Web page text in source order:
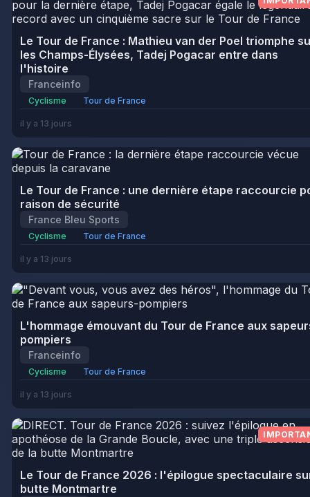
Le Tour de France : Mathieu van der Poel triomphe
les Champs-Élysées, Tadej Pogacar entre dans
l'histoire
Franceinfo
Cyclisme Tour de France
il y a 13 jours
Le Tour de France : une dernière étape raccourcie
raison de sécurité
France Bleu Sports
Cyclisme Tour de France
il y a 13 jours
L'hommage émouvant du Tour de France aux
pompiers
Franceinfo
Cyclisme Tour de France
il y a 13 jours
Le Tour de France 2026 : l'épilogue spectaculaire
butte Montmartre